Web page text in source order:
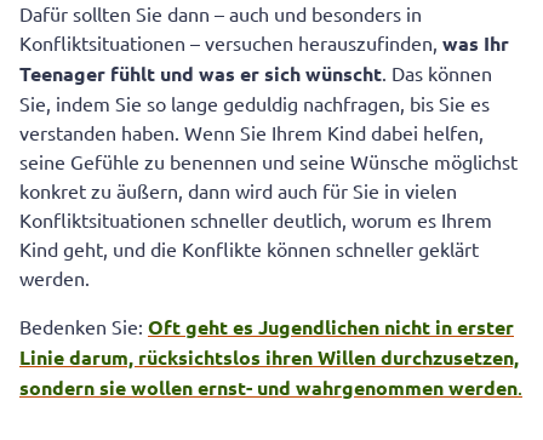
Dafür sollten Sie dann – auch und besonders in
Konfliktsituationen – versuchen herauszufinden, was Ihr
Teenager fühlt und was er sich wünscht. Das können
Sie, indem Sie so lange geduldig nachfragen, bis Sie es
verstanden haben. Wenn Sie Ihrem Kind dabei helfen,
seine Gefühle zu benennen und seine Wünsche möglichst
konkret zu äußern, dann wird auch für Sie in vielen
Konfliktsituationen schneller deutlich, worum es Ihrem
Kind geht, und die Konflikte können schneller geklärt
werden.
Bedenken Sie: Oft geht es Jugendlichen nicht in erster
Linie darum, rücksichtslos ihren Willen durchzusetzen,
sondern sie wollen ernst- und wahrgenommen werden.